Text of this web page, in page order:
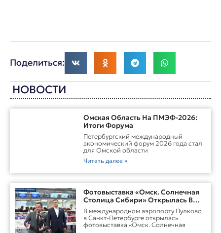
Поделиться:
НОВОСТИ
Омская Область На ПМЭФ-2026:
Итоги Форума
Петербургский международный
экономический форум 2026 года стал
для Омской области
Читать далее »
Фотовыставка «Омск. Солнечная
Столица Сибири» Открылась В
Пулково
В международном аэропорту Пулково
в Санкт-Петербурге открылась
фотовыставка «Омск. Солнечная